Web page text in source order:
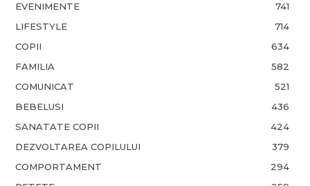
EVENIMENTE
741
LIFESTYLE
714
COPII
634
FAMILIA
582
COMUNICAT
521
BEBELUSI
436
SANATATE COPII
424
DEZVOLTAREA COPILULUI
379
COMPORTAMENT
294